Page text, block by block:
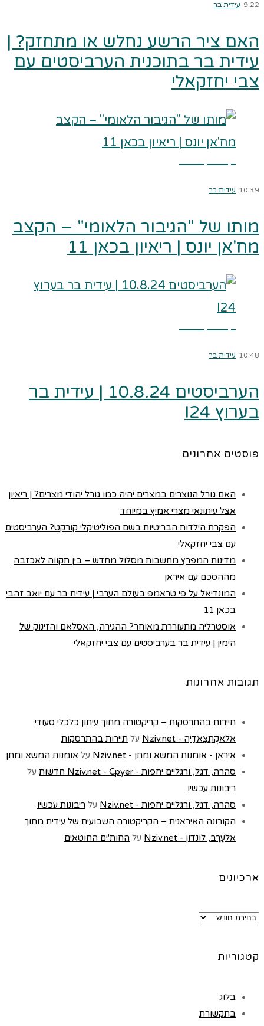
9:22 עידית בר
האם ציר הרשע נחלש או מתחזק? |
עידית בר בתוכנית הערביסטים עם
צבי יחזקאלי
10:39 עידית בר
מותו של "הגיבור הלאומי" – הקצב
מח'אן יונס | ריאיון בכאן 11
10:48 עידית בר
הערביסטים 10.8.24 | עידית בר
בערוץ I24
פוסטים אחרונים
האם גורל הנוצרים במצרים יהיה כמו גורל יהודי מצרים? | ריאיון
אצל עיתונאי מצרי אמיץ במיוחד
הפקרת הילדות הבריטיות בשם הפוליטיקלי קורקט? הערביסטים
עם צבי יחזקאלי
מדינות המפרץ מחשבות מסלול מחדש – בין תקווה לאכזבה
מההסכם עם איראן
המונדיאל על פי טראמפ בעולם הערבי | עידית בר עם יואב זהבי
בכאן 11
אוסטרליה מתעוררת מאוחר? ההגירה, האסלאם והזינוק של
הימין | עידית בר בערביסטים עם צבי יחזקאלי
תגובות אחרונות
תיירות בהתרסקות – קריקטורה מתוך עיתון כלכלי סעודי
אלאקְתִצַאדִיַה - Nziv.net
על תיירות בהתרסקות
איראן - אומנות המשא ומתן - Nziv.net
על אומנות המשא ומתן
סהרה, דגל, ורגליים יחפות - Nziv.net - Cpyer חדשות
על
ריבונות עכשיו
סהרה, דגל, ורגליים יחפות - Nziv.net
על ריבונות עכשיו
הקורונה האיראנית – הקריקטורה השבועית של עידית מתוך
אלעַרַבּ, לונדון - Nziv.net
על החוּת'ים החוטאים
ארכיונים
קטגוריות
בלוג
בתקשורת